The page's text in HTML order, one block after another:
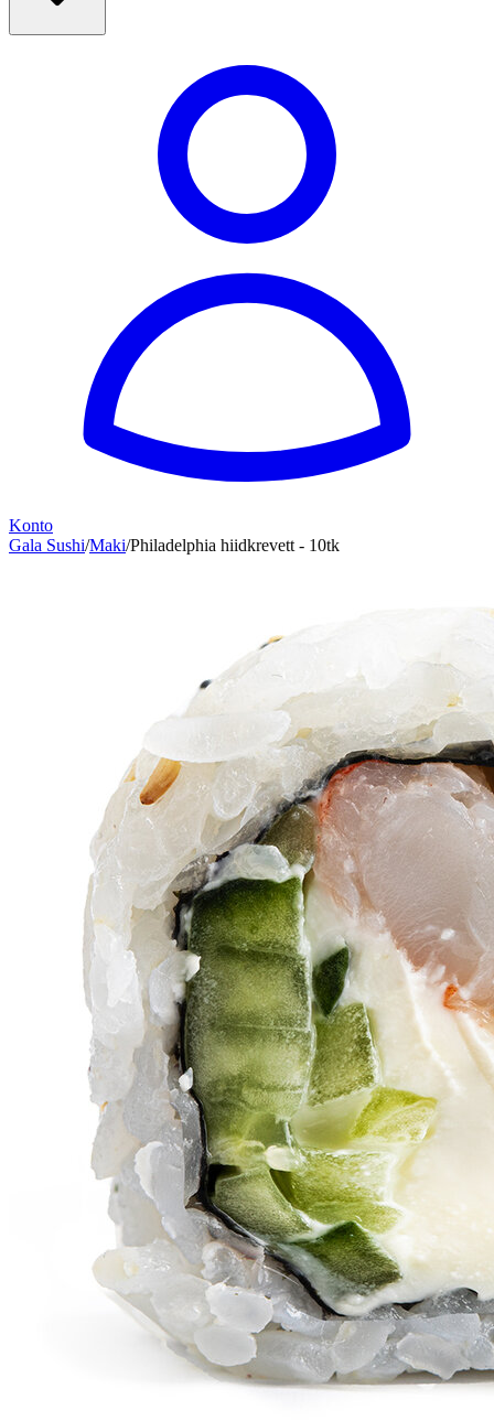
Konto
Gala Sushi/Maki/Philadelphia hiidkrevett - 10tk